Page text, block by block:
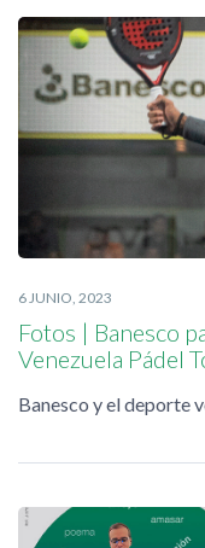
6 JUNIO, 2023
Fotos | Banesco
Venezuela Pádel
Banesco y el deporte